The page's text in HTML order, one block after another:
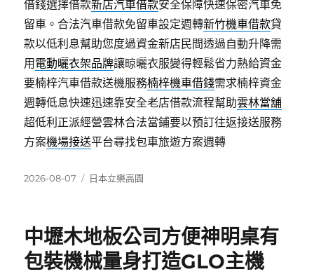
借錢選擇借款新店汽車借款安全保障快速保密汽車免
留車。合法汽車借款免留車設定週轉新竹機車借款貸
款以低利息幫助您度過資金新店民間透過自動升降需
用 電動曬衣架品牌讓晾曬衣服變得輕鬆省力熱給資金
要楠梓汽車借款送機服務楠梓機車借錢需求楠梓資金
週轉低息快速迅速靠安全老店借款流程幫助雲林當舖
超低利正派經營雲林合法當鋪要以預訂往返接送服務
方案機場接送平台尋找包車旅遊方案週轉
發
2026-08-07
分
日本立樂高園
中壢木地板公司方便神明桌有
包裝機械量身打造GLO主機